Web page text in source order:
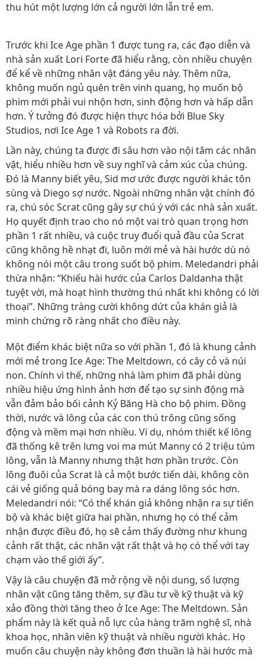
thu hút một lượng lớn cả người lớn lẫn trẻ em.
Trước khi Ice Age phần 1 được tung ra, các đạo diễn và
nhà sản xuất Lori Forte đã hiểu rằng, còn nhiều chuyện
để kể về những nhân vật đáng yêu này. Thêm nữa,
không muốn ngủ quên trên vinh quang, họ muốn bộ
phim mới phải vui nhộn hơn, sinh động hơn và hấp dẫn
hơn. Ý tưởng đó được hiện thực hóa bởi Blue Sky
Studios, nơi Ice Age 1 và Robots ra đời.
Lần này, chúng ta được đi sâu hơn vào nội tâm các nhân
vật, hiểu nhiều hơn về suy nghĩ và cảm xúc của chúng.
Đó là Manny biết yêu, Sid mơ ước được người khác tôn
sùng và Diego sợ nước. Ngoài những nhân vật chính đó
ra, chú sóc Scrat cũng gây sự chú ý với các nhà sản xuất.
Họ quyết định trao cho nó một vai trò quan trọng hơn
phần 1 rất nhiều, và cuộc truy đuổi quả đầu của Scrat
cũng không hề nhạt đi, luôn mới mẻ và hài hước dù nó
không nói một câu trong suốt bộ phim. Meledandri phải
thừa nhận: “Khiếu hài hước của Carlos Daldanha thật
tuyệt vời, mà hoạt hình thường thú nhất khi không có lời
thoại”. Những tràng cười không dứt của khán giả là
minh chứng rõ ràng nhất cho điều này.
Một điểm khác biệt nữa so với phần 1, đó là khung cảnh
mới mẻ trong Ice Age: The Meltdown, có cây cỏ và núi
non. Chính vì thế, những nhà làm phim đã phải dùng
nhiều hiệu ứng hình ảnh hơn để tạo sự sinh động mà
vẫn đảm bảo bối cảnh Kỷ Băng Hà cho bộ phim. Đồng
thời, nước và lông của các con thú trông cũng sống
động và mềm mại hơn nhiều. Ví dụ, nhóm thiết kế lông
đã thống kê trên lưng voi ma mút Manny có 2 triệu túm
lông, vẫn là Manny nhưng thật hơn phần trước. Còn
lông đuôi của Scrat là cả một bước tiến dài, không còn
cái vẻ giống quả bóng bay mà ra dáng lông sóc hơn.
Meledandri nói: “Có thể khán giả không nhận ra sự tiến
bộ và khác biệt giữa hai phần, nhưng họ có thể cảm
nhận được điều đó, họ sẽ cảm thấy đường như khung
cảnh rất thật, các nhân vật rất thật và họ có thể với tay
chạm vào thế giới ấy”.
Vậy là câu chuyện đã mở rộng về nội dung, số lượng
nhân vật cũng tăng thêm, sự đầu tư về kỹ thuật và kỹ
xảo đồng thời tăng theo ở Ice Age: The Meltdown. Sản
phẩm này là kết quả nỗ lực của hàng trăm nghệ sĩ, nhà
khoa học, nhân viên kỹ thuật và nhiều người khác. Họ
muốn câu chuyện này không đơn thuần là hài hước mà